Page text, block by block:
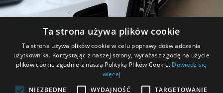
PROMOCJE
Zapoznaj się z aktualnymi promocjami.
Ta strona używa plików cookie
Ta strona używa plików cookie w celu poprawy doświadczenia
użytkownika. Korzystając z naszej strony, wyrażasz zgodę na użycie
plików cookie zgodnie z naszą Polityką Plików Cookie. Dowiedz się
więcej
NIEZBĘDNE
WYDAJNOŚĆ TARGETOWANIE